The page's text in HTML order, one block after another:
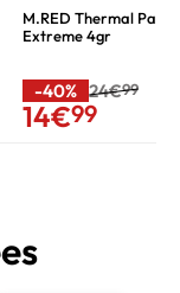
M.RED Thermal Paste
Extreme 4gr
-40% 24€99
14€99